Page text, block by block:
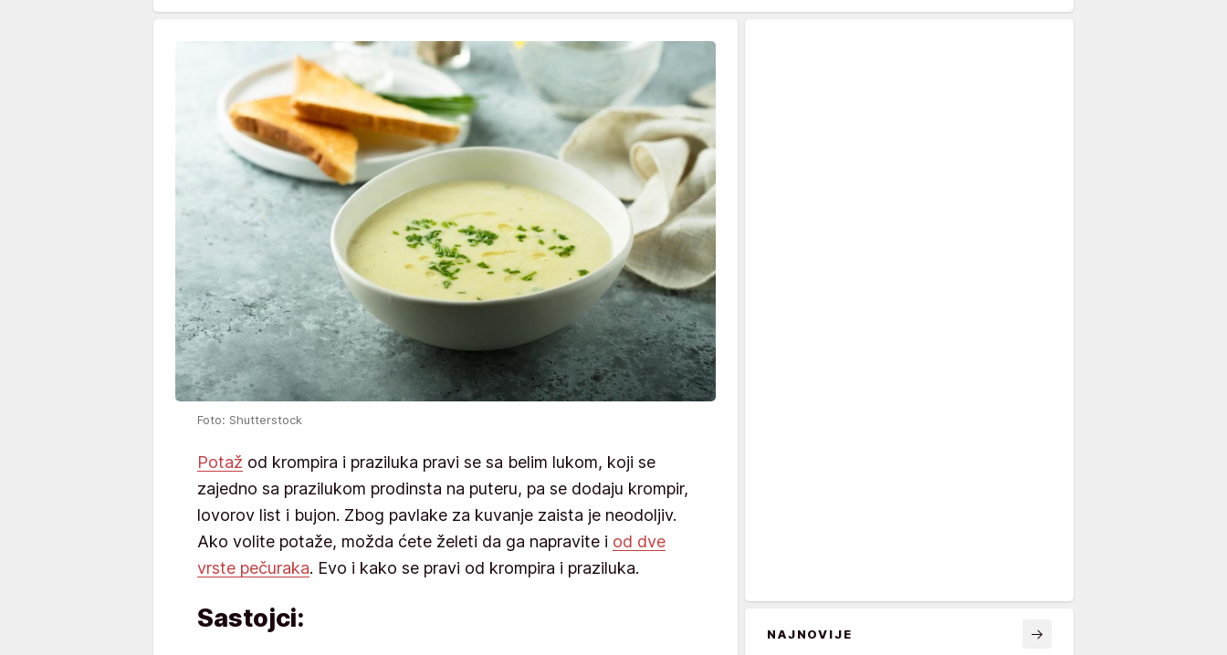
Foto: Shutterstock
Potaž od krompira i praziluka pravi se sa belim lukom, koji se
zajedno sa prazilukom prodinsta na puteru, pa se dodaju krompir,
lovorov list i bujon. Zbog pavlake za kuvanje zaista je neodoljiv.
Ako volite potaže, možda ćete želeti da ga napravite i od dve
vrste pečuraka. Evo i kako se pravi od krompira i praziluka.
Sastojci:
NAJNOVIJE